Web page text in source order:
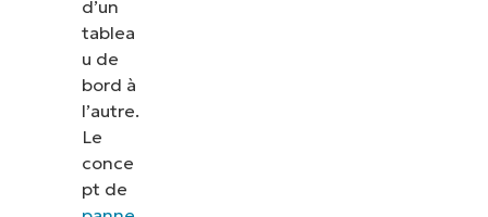
d’un
tablea
u de
bord à
l’autre.
Le
conce
pt de